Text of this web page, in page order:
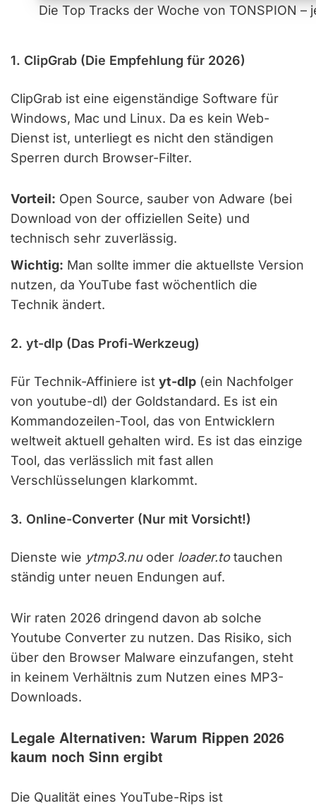
Die Top Tracks der Woche von TONSPION
1. ClipGrab (Die Empfehlung für 2026)
ClipGrab ist eine eigenständige Software für
Windows, Mac und Linux. Da es kein Web-
Dienst ist, unterliegt es nicht den ständigen
Sperren durch Browser-Filter.
Vorteil: Open Source, sauber von Adware (bei
Download von der offiziellen Seite) und
technisch sehr zuverlässig.
Wichtig: Man sollte immer die aktuellste Version
nutzen, da YouTube fast wöchentlich die
Technik ändert.
2. yt-dlp (Das Profi-Werkzeug)
Für Technik-Affiniere ist yt-dlp (ein Nachfolger
von youtube-dl) der Goldstandard. Es ist ein
Kommandozeilen-Tool, das von Entwicklern
weltweit aktuell gehalten wird. Es ist das einzige
Tool, das verlässlich mit fast allen
Verschlüsselungen klarkommt.
3. Online-Converter (Nur mit Vorsicht!)
Dienste wie ytmp3.nuoder loader.totauchen
ständig unter neuen Endungen auf.
Wir raten 2026 dringend davon ab solche
Youtube Converter zu nutzen. Das Risiko, sich
über den Browser Malware einzufangen, steht
in keinem Verhältnis zum Nutzen eines MP3-
Downloads.
Legale Alternativen: Warum Rippen 2026
kaum noch Sinn ergibt
Die Qualität eines YouTube-Rips ist